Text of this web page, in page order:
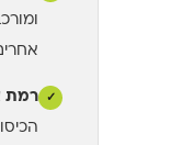
✓ רמת